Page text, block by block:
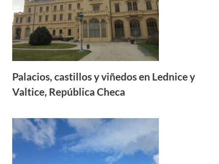
Palacios, castillos y viñedos en Lednice y
Valtice, República Checa